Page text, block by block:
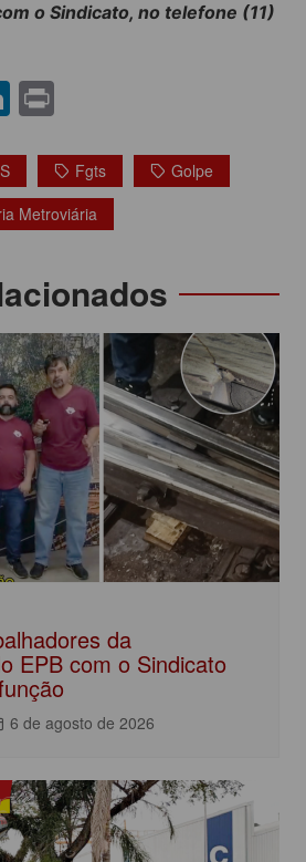
o Sindicato, no telefone (11)
Li
k
e
dI
t Fgts
Golpe
Metroviária
da
EPB com o Sindicato
6 de agosto de 2026